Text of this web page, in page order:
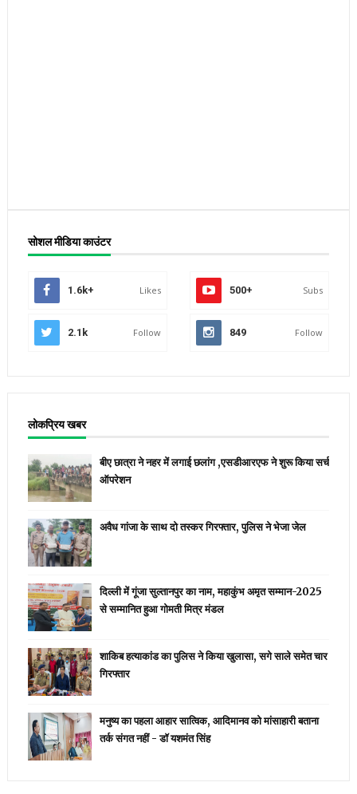
सोशल मीडिया काउंटर
1.6k+ Likes 500+ Subs
2.1k Follow 849 Follow
लोकप्रिय खबर
बीए छात्रा ने नहर में लगाई छलांग ,एसडीआरएफ ने शुरू किया सर्च
ऑपरेशन
अवैध गांजा के साथ दो तस्कर गिरफ्तार, पुलिस ने भेजा जेल
दिल्ली में गूंजा सुल्तानपुर का नाम, महाकुंभ अमृत सम्मान-2025
से सम्मानित हुआ गोमती मित्र मंडल
शाकिब हत्याकांड का पुलिस ने किया खुलासा, सगे साले समेत चार
गिरफ्तार
मनुष्य का पहला आहार सात्विक, आदिमानव को मांसाहारी बताना
तर्क संगत नहीं - डॉ यशमंत सिंह